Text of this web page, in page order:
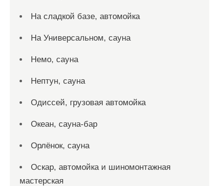
На сладкой базе, автомойка
На Универсальном, сауна
Немо, сауна
Нептун, сауна
Одиссей, грузовая автомойка
Океан, сауна-бар
Орлёнок, сауна
Оскар, автомойка и шиномонтажная
мастерская